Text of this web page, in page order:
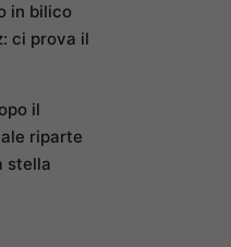
in bilico
ci prova il
il
riparte
stella